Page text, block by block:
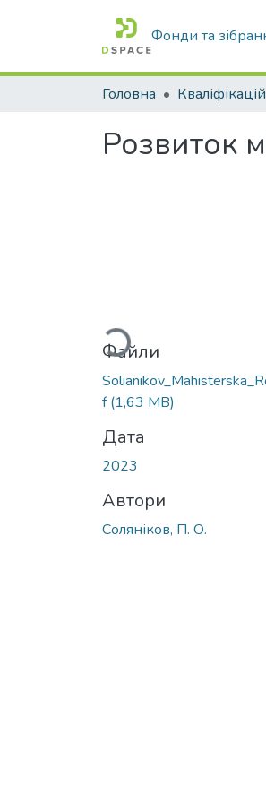
Фонди та
Головна
Розвиток
Вантажиться...
Файли
f(1,63 MB)
Дата
2023
Автори
Соляніков, П. О.